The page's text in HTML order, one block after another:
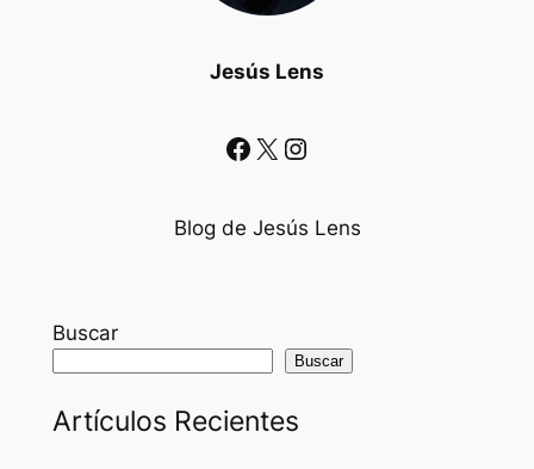
Jesús Lens
Facebook X Instagram
Blog de Jesús Lens
Buscar
Buscar
Artículos Recientes